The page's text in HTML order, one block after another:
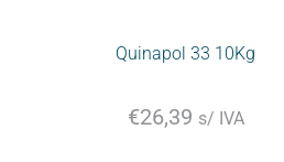
Quinapol 33 10Kg
€26,39 s/ IVA